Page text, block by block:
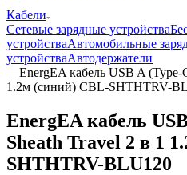
Кабели
Сетевые зарядные устройства
устройстваАвтомобильные
устройстваАвтодержатели
—EnergEA кабель USB A (Type-
1.2м (синий) CBL-SHTHTRV-
EnergEA кабель
Sheath Travel 2 в 1
SHTHTRV-BLU120